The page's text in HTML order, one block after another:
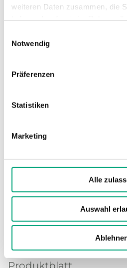
weiteren Daten zusammen, die
Notwendig
Präferenzen
Statistiken
Marketing
Alle
Auswahl
Technische Daten
Schutzart
Software und
Produktblatt